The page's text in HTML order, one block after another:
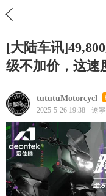
[大陆车讯
级不加价，这速
tututuMotorcycl
2025-5-26 19:38 - 遼寧